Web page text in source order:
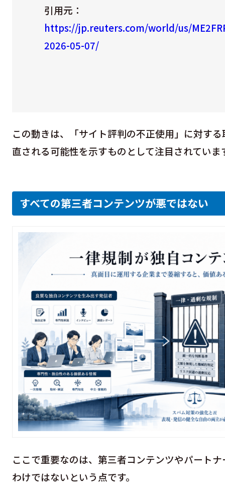
引用元：
https://jp.reuters.com/world/us/
2026-05-07/
この動きは、「サイト評判の不正使用」に対す
直される可能性を示すものとして注目されていま
すべての第三者コンテンツが悪ではない
ここで重要なのは、第三者コンテンツやパート
わけではないという点です。